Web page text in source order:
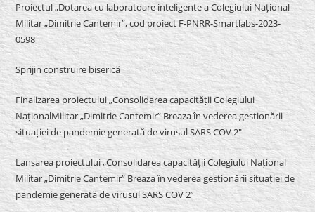
Proiectul „Dotarea cu laboratoare inteligente a Colegiului Național
Militar „Dimitrie Cantemir”, cod proiect F-PNRR-Smartlabs-2023-
0598
Sprijin construire biserică
Finalizarea proiectului „Consolidarea capacității Colegiului
NaționalMilitar „Dimitrie Cantemir” Breaza în vederea gestionării
situației de pandemie generată de virusul SARS COV 2″
Lansarea proiectului „Consolidarea capacității Colegiului Național
Militar „Dimitrie Cantemir” Breaza în vederea gestionării situației de
pandemie generată de virusul SARS COV 2”